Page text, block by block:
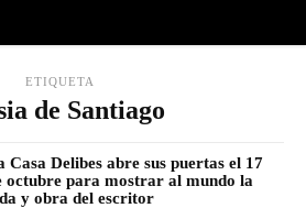
ETIQUETA
de Santiago
Casa Delibes abre sus puertas el 17
octubre para mostrar al mundo la
y obra del escritor